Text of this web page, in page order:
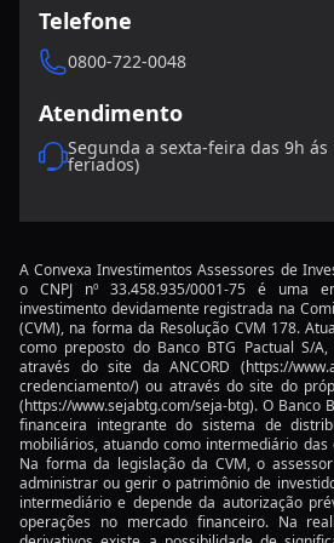
LCIs e LCAs: Maximizando
em Renda Fixa
A atual condição das economias
investimentos
esperar?
O impacto da inteligência
mercado
Por que o Pax Gold é a nova
ouro?
ETFs setoriais e o impacto da IA
em 2026
Como o Planejamento
Futuro de seus Investimentos
Telefone
0800-722-0048
Atendimento
Segunda a sexta-feira das 9h ás
feriados)
A Convexa Investimentos Assessores de
o CNPJ nº 33.458.935/0001-75 é uma
investimento devidamente registrada na
(CVM), na forma da Resolução CVM 178.
como preposto do Banco BTG Pactual S/
através do site da ANCORD (https://
credenciamento/) ou através do site do
(https://www.sejabtg.com/seja-btg). O Banco
financeira integrante do sistema de
mobiliários, atuando como intermediário das
Na forma da legislação da CVM, o
administrar ou gerir o patrimônio de
intermediário e depende da autorização
operações no mercado financeiro. Na